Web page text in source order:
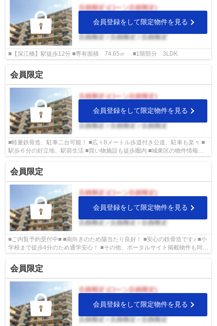
会員登録をして限定物件を見る
■【深江橋】駅徒歩12分 ■専有面積 74.65㎡ ■1階部分 3LDK
会員限定
会員登録をして限定物件を見る
■軽量鉄骨造、駐車二台可能！ ■広々8メートル歩道付き公道、駐車も楽々 ■
駅歩６分の好立地、駅前生活 ■買い物施設も徒歩圏内 ■城東区の物件情報は
会員限定
会員登録をして限定物件を見る
■ご内覧予約受付中■ ■南向きのため陽当たり良好！ ■安心の鉄骨造です♪ ■小
学校まで徒歩4分のため通学安心！ ■その他、ポータルサイト掲載物件も同時
内覧可能です♪
会員限定
会員登録をして限定物件を見る